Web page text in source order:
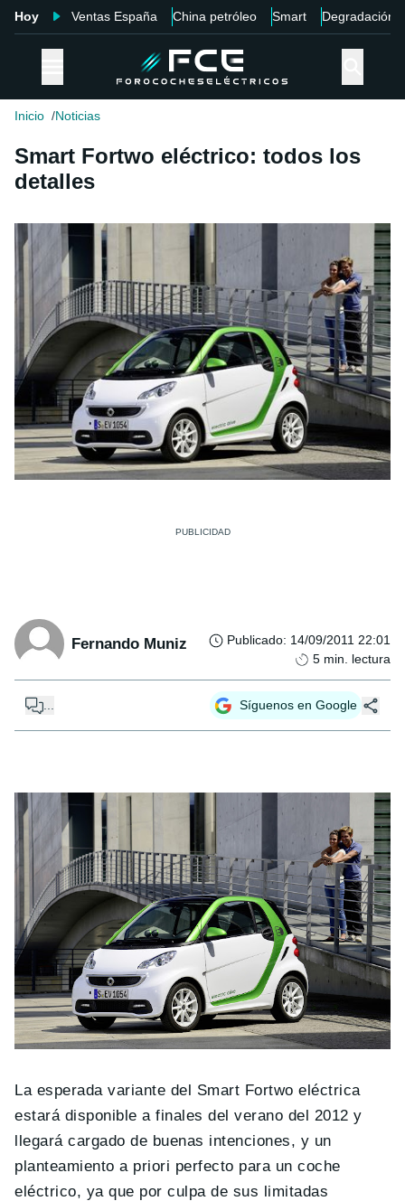
Hoy Ventas España China petróleo Smart Degradación
Inicio Noticias
Smart Fortwo eléctrico: todos los
detalles
Fernando Muniz Publicado: 14/09/2011 22:01
5 min. lectura
Síguenos en Google
La esperada variante del Smart Fortwo eléctrica
estará disponible a finales del verano del 2012 y
llegará cargado de buenas intenciones, y un
planteamiento a priori perfecto para un coche
eléctrico, ya que por culpa de sus limitadas